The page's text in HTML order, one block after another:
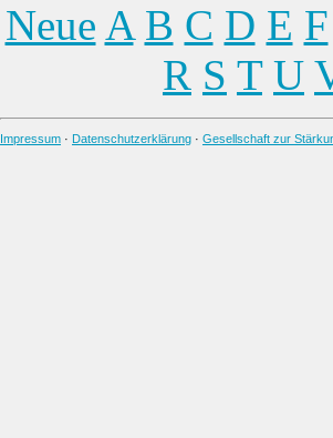
Neue A B C D E F
R S T U
Impressum · Datenschutzerklärung · Gesellschaft zur